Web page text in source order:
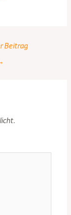
Beitrag